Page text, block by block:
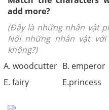
add more?
(Đây là những nhân vật
Nối những nhân vật
không?)
A. woodcutter B. emperor
E. fairy
E.princess